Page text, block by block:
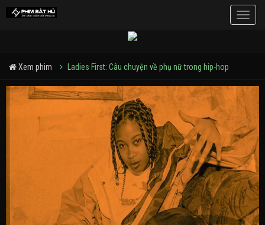
Toggle
Xem phim Ladies First: Câu chuyện về phụ nữ trong hip-hop